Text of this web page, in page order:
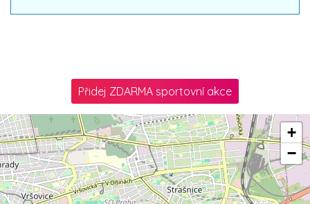
Přidej ZDARMA sportovní akce
+
−